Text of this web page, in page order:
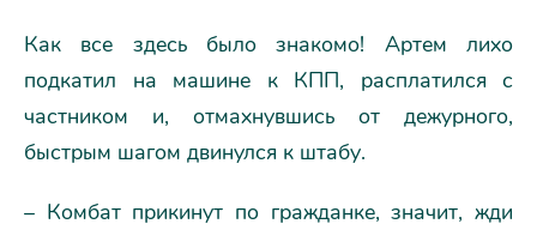
Как все здесь было знакомо! Артем лихо
подкатил на машине к КПП, расплатился с
частником и, отмахнувшись от дежурного,
быстрым шагом двинулся к штабу.
– Комбат прикинут по гражданке, значит, жди